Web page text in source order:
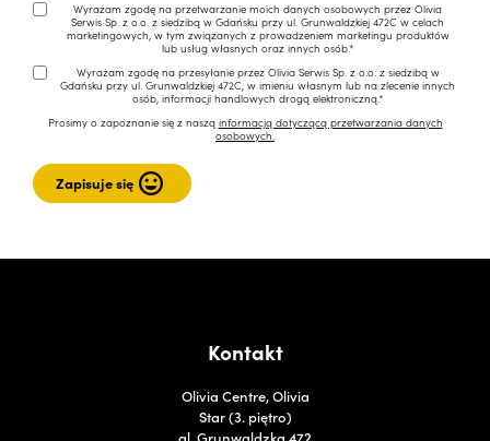
Wyrażam zgodę na przetwarzanie moich danych osobowych przez Olivia
Serwis Sp. z o.o. z siedzibą w Gdańsku przy ul. Grunwaldzkiej 472C w celach
marketingowych, w tym związanych z prowadzeniem marketingu produktów
lub usług własnych oraz innych osób.*
Wyrażam zgodę na przesyłanie przez Olivia Serwis Sp. z o.o. z siedzibą w
Gdańsku przy ul. Grunwaldzkiej 472C, w imieniu własnym lub na zlecenie innych
osób, informacji handlowych drogą elektroniczną.*
Prosimy o zapoznanie się z naszą informacją dotyczącą przetwarzania danych
osobowych.
Kontakt
Olivia Centre, Olivia
Star (3. piętro)
al. Grunwaldzka 472